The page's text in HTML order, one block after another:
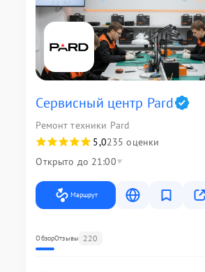
Сервисный центр Pard
Ремонт техники Pard
5,0235 оценки
Открыто до 21:00
Маршрут
ОбзорОтзывы 220